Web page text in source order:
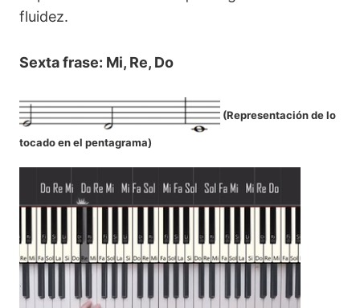
fluidez.
Sexta frase: Mi, Re, Do
(Representación de lo
tocado en el pentagrama)